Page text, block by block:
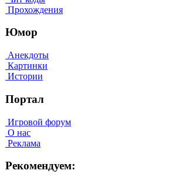
Прохождения
Юмор
Анекдоты
Картинки
Истории
Портал
Игровой форум
О нас
Реклама
Рекомендуем: